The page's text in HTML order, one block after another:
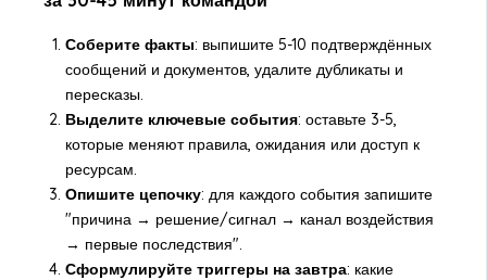
Соберите факты: выпишите 5-10 подтверждённых
сообщений и документов, удалите дубликаты и
пересказы.
Выделите ключевые события: оставьте 3-5,
которые меняют правила, ожидания или доступ к
ресурсам.
Опишите цепочку: для каждого события запишите
"причина → решение/сигнал → канал воздействия
→ первые последствия".
Сформулируйте триггеры на завтра: какие